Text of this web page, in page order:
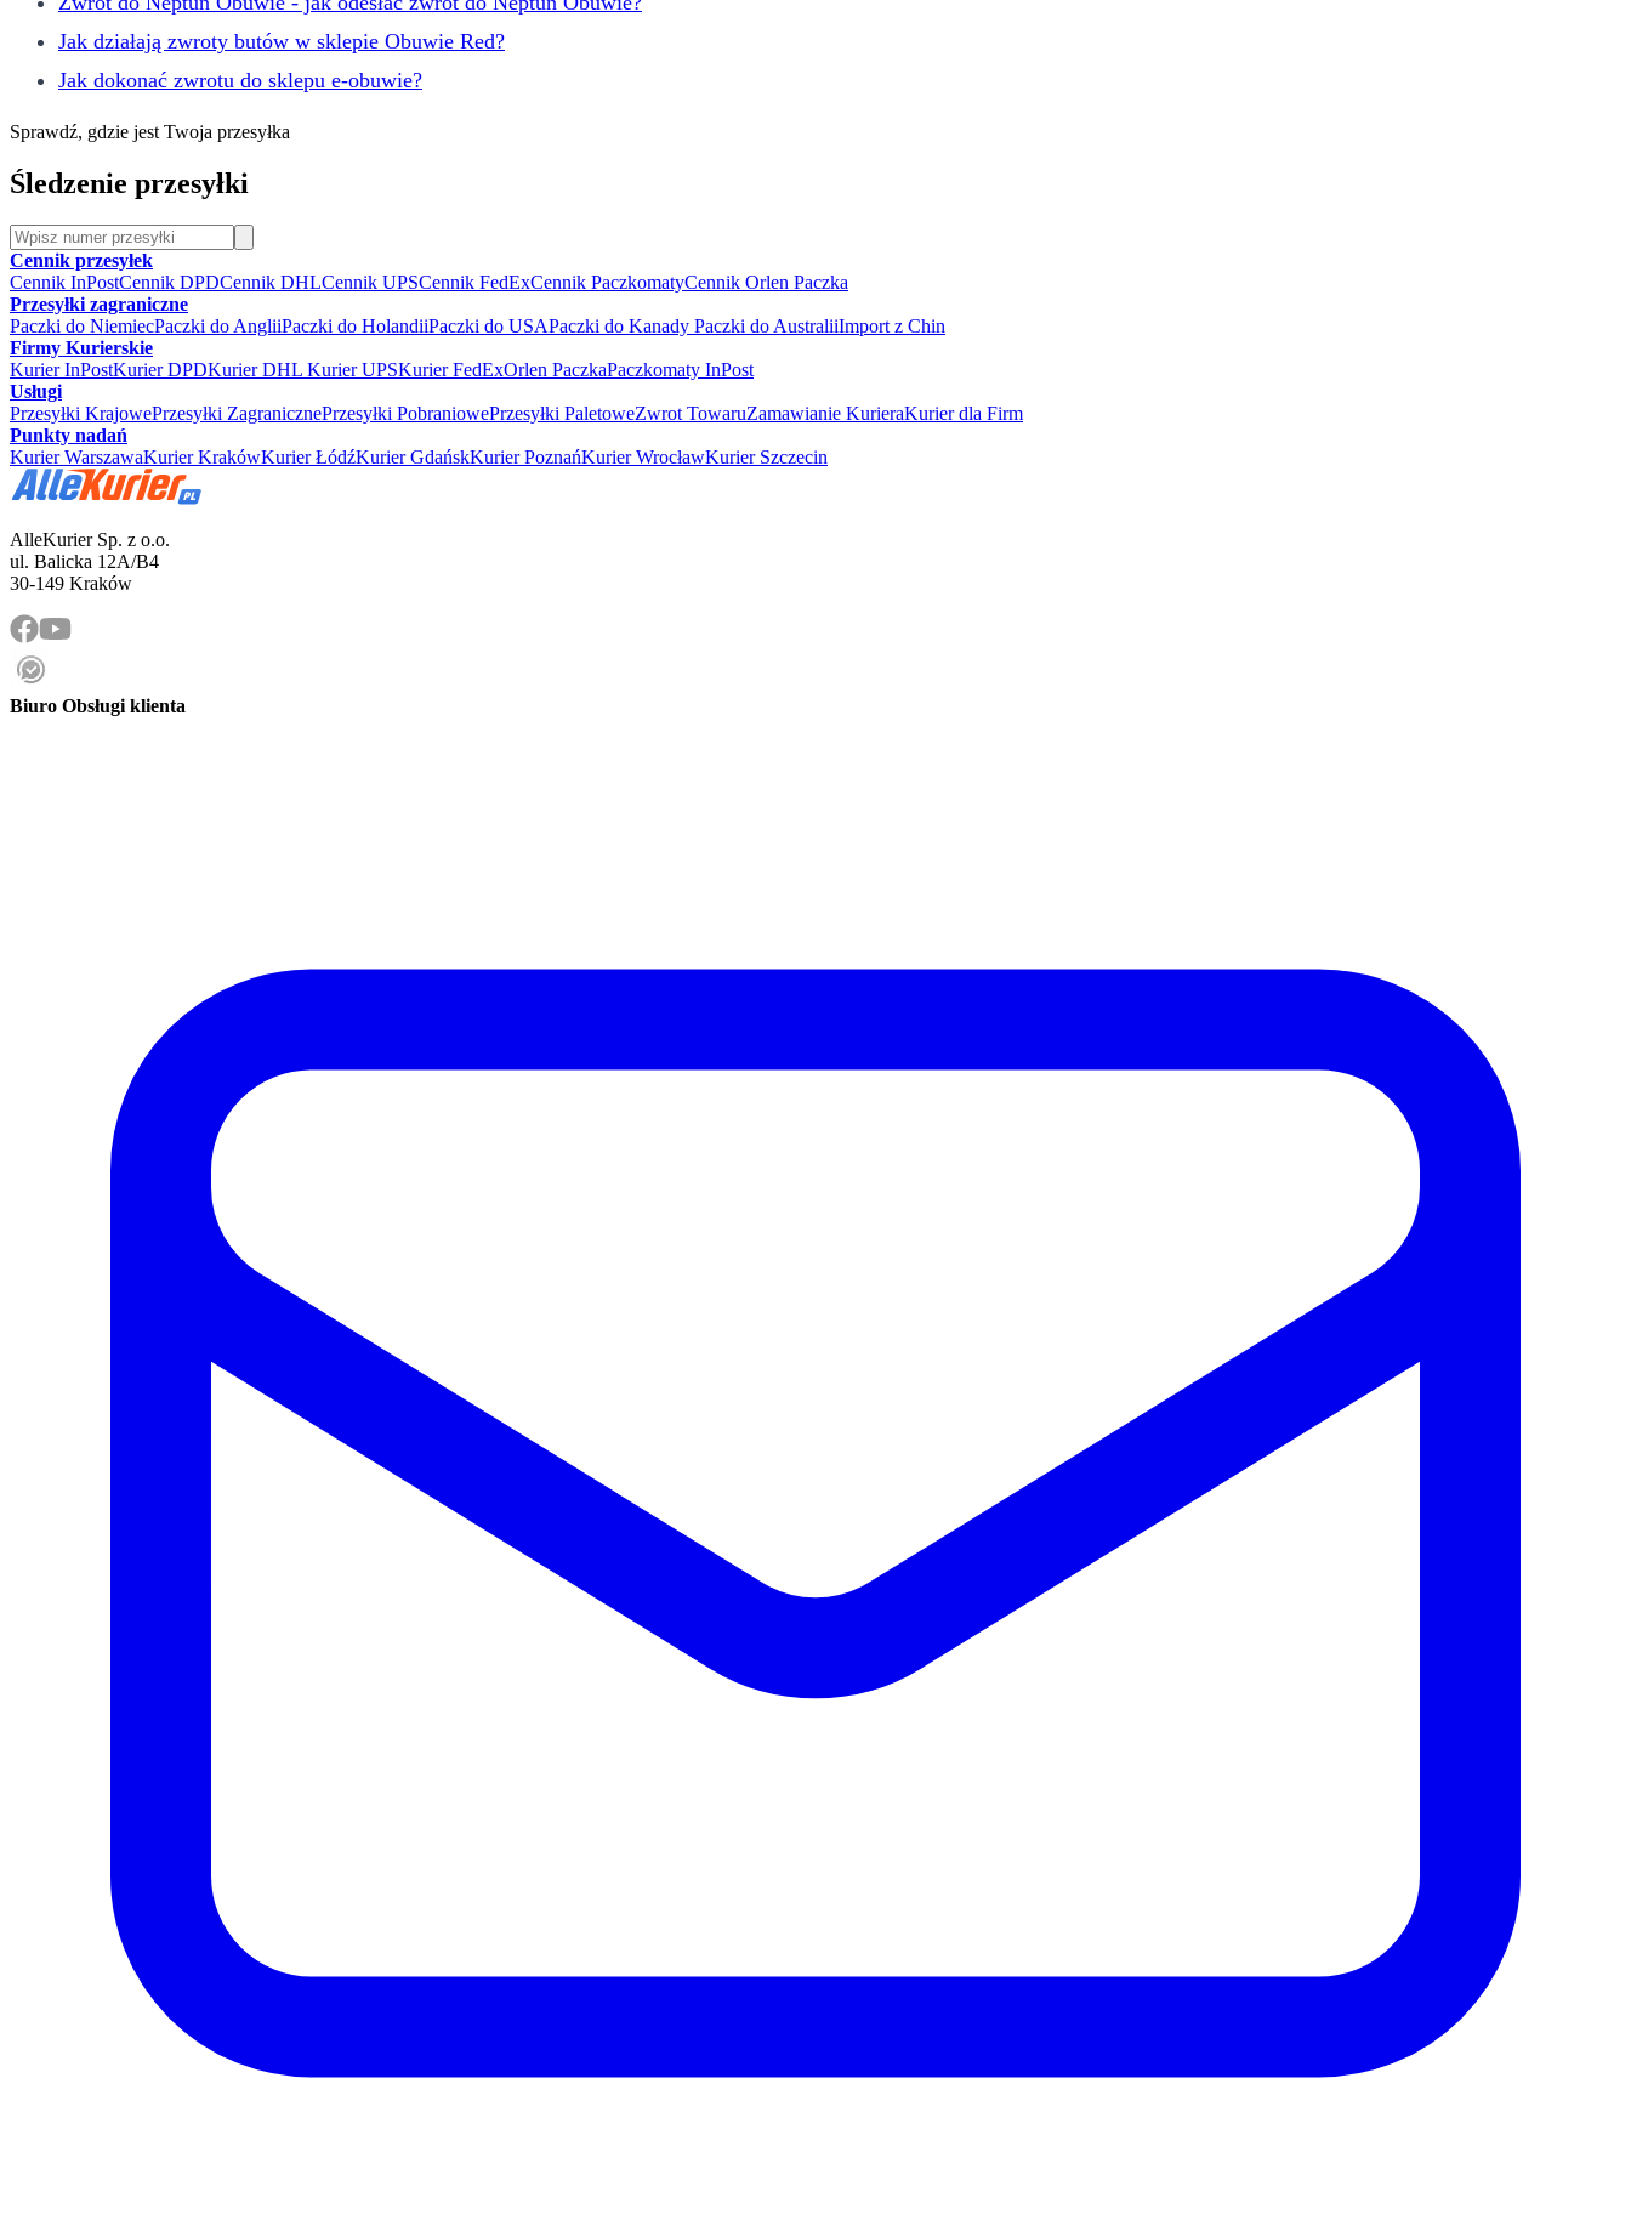
Jak działają zwroty butów w sklepie Obuwie Red?
Jak dokonać zwrotu do sklepu e-obuwie?
Sprawdź, gdzie jest Twoja przesyłka
Śledzenie przesyłki
Cennik przesyłek
Cennik InPostCennik DPDCennik DHLCennik UPSCennik FedExCennik PaczkomatyCennik Orlen Paczka
Przesyłki zagraniczne
Paczki do NiemiecPaczki do AngliiPaczki do HolandiiPaczki do USAPaczki do Kanady Paczki do AustraliiImport z Chin
Firmy Kurierskie
Kurier InPostKurier DPDKurier DHL Kurier UPSKurier FedExOrlen PaczkaPaczkomaty InPost
Usługi
Przesyłki KrajowePrzesyłki ZagranicznePrzesyłki PobraniowePrzesyłki PaletoweZwrot TowaruZamawianie KurieraKurier dla Firm
Punkty nadań
Kurier WarszawaKurier KrakówKurier ŁódźKurier GdańskKurier PoznańKurier WrocławKurier Szczecin
AlleKurier Sp. z o.o.
ul. Balicka 12A/B4
30-149 Kraków
Biuro Obsługi klienta